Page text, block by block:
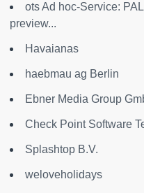
ots Ad hoc-Service:
preview...
Havaianas
haebmau ag Berlin
Ebner Media Group
Check Point Software
Splashtop B.V.
weloveholidays